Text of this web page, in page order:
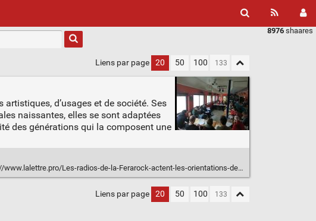
8976 shaares
Liens par page 20 50 100
d’usages et de société. Ses
naissantes, elles se sont adaptées
des générations qui la composent une
Les-radios-de-la-Ferarock-actent-les-orientations-de-leur-projet-2024_a34258.html
Liens par page 20 50 100